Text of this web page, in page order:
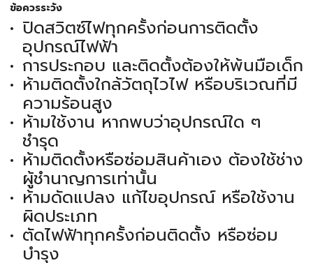
ข้อควรระวัง
ปิดสวิตซ์ไฟทุกครั้งก่อนการติดตั้ง
อุปกรณ์ไฟฟ้า
การประกอบ และติดตั้งต้องให้พ้นมือเด็ก
ห้ามติดตั้งใกล้วัตถุไวไฟ หรือบริเวณที่มี
ความร้อนสูง
ห้ามใช้งาน หากพบว่าอุปกรณ์ใด ๆ
ชำรุด
ห้ามติดตั้งหรือซ่อมสินค้าเอง ต้องใช้ช่าง
ผู้ชำนาญการเท่านั้น
ห้ามดัดแปลง แก้ไขอุปกรณ์ หรือใช้งาน
ผิดประเภท
ตัดไฟฟ้าทุกครั้งก่อนติดตั้ง หรือซ่อม
บำรุง